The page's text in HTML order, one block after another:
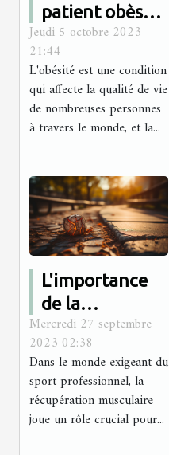
patient obèse
avant et après
la chirurgie :
Une étude
tunisienne
Jeudi 5 octobre 2023
21:44
L'obésité est une condition
qui affecte la qualité de vie
de nombreuses personnes
à travers le monde, et la...
L'importance
de la
récupération
musculaire
pour les
sportifs
professionnels
Mercredi 27 septembre
2023 02:38
Dans le monde exigeant du
sport professionnel, la
récupération musculaire
joue un rôle crucial pour...